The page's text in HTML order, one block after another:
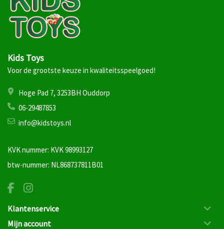
Kids Toys
Voor de grootste keuze in kwaliteitsspeelgoed!
Hoge Pad 7, 3253BH Ouddorp
06-29487853
info@kidstoys.nl
KVK nummer: KVK 98993127
btw-nummer: NL868737811B01
Klantenservice
Mijn account